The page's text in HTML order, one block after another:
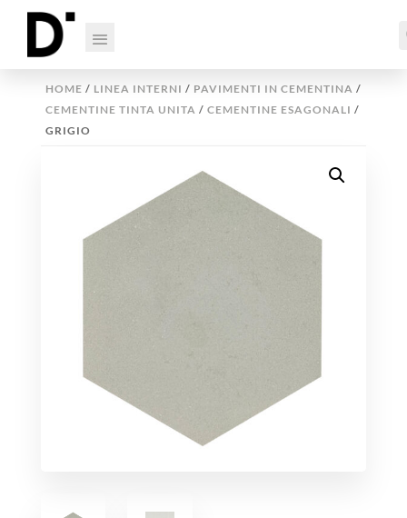
HOME / LINEA INTERNI / PAVIMENTI IN CEMENTINA /
CEMENTINE TINTA UNITA / CEMENTINE ESAGONALI /
GRIGIO